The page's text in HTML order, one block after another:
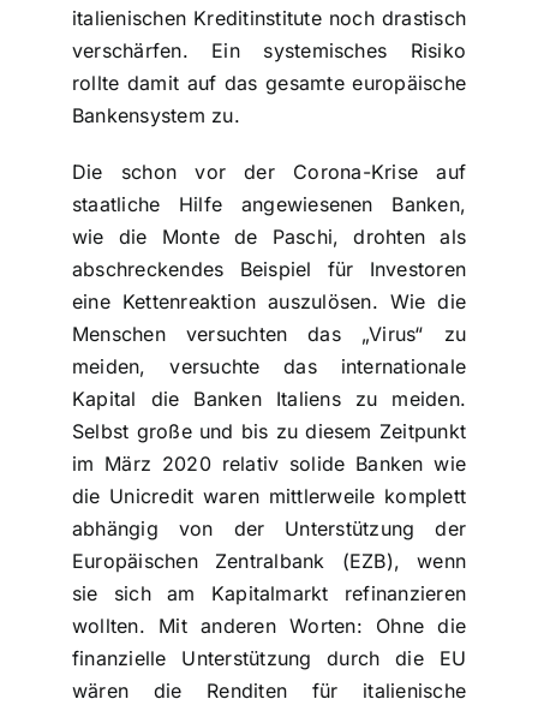
italienischen Kreditinstitute noch drastisch
verschärfen. Ein systemisches Risiko
rollte damit auf das gesamte europäische
Bankensystem zu.
Die schon vor der Corona-Krise auf
staatliche Hilfe angewiesenen Banken,
wie die Monte de Paschi, drohten als
abschreckendes Beispiel für Investoren
eine Kettenreaktion auszulösen. Wie die
Menschen versuchten das „Virus“ zu
meiden, versuchte das internationale
Kapital die Banken Italiens zu meiden.
Selbst große und bis zu diesem Zeitpunkt
im März 2020 relativ solide Banken wie
die Unicredit waren mittlerweile komplett
abhängig von der Unterstützung der
Europäischen Zentralbank (EZB), wenn
sie sich am Kapitalmarkt refinanzieren
wollten. Mit anderen Worten: Ohne die
finanzielle Unterstützung durch die EU
wären die Renditen für italienische